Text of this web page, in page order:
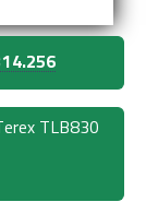
TLB830